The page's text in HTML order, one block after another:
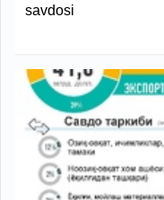
savdosi